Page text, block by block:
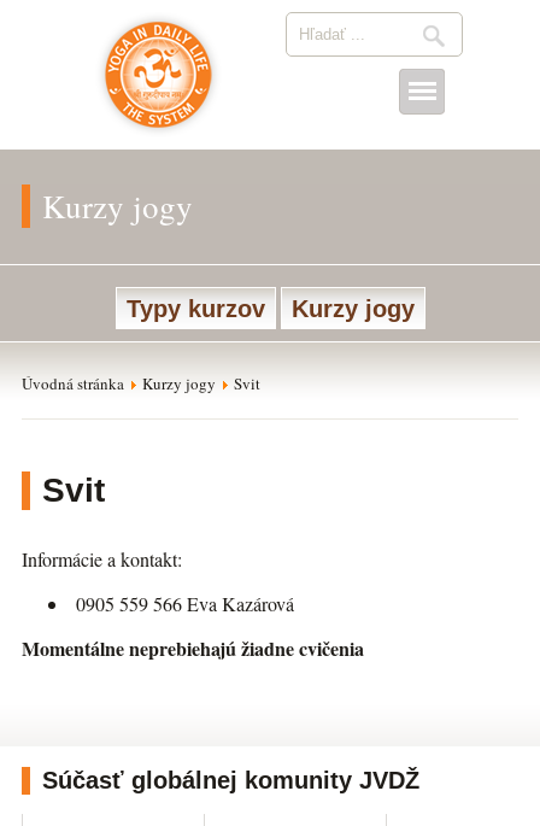
Kurzy jogy
Typy kurzov Kurzy jogy
Úvodná stránka Kurzy jogy Svit
Svit
Informácie a kontakt:
0905 559 566 Eva Kazárová
Momentálne neprebiehajú žiadne cvičenia
Súčasť globálnej komunity JVDŽ